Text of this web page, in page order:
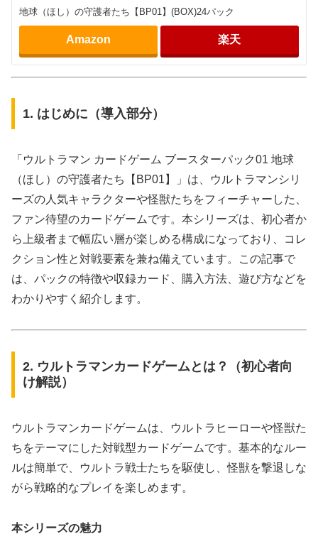
地球（ほし）の守護者たち【BP01】(BOX)24パック
Amazon 楽天
1. はじめに（導入部分）
「ウルトラマン カードゲーム ブースターパック01 地球
（ほし）の守護者たち【BP01】」は、ウルトラマンシリ
ーズの人気キャラクターや怪獣たちをフィーチャーした、
ファン待望のカードゲームです。本シリーズは、初心者か
ら上級者まで幅広い層が楽しめる構成になっており、コレ
クション性と対戦要素を兼ね備えています。この記事で
は、パックの特徴や収録カード、購入方法、遊び方などを
わかりやすく紹介します。
2. ウルトラマンカードゲームとは？（初心者向
け解説）
ウルトラマンカードゲームは、ウルトラヒーローや怪獣た
ちをテーマにした対戦型カードゲームです。基本的なルー
ルは簡単で、ウルトラ戦士たちを駆使し、怪獣を撃退しな
がら戦略的なプレイを楽しめます。
本シリーズの魅力